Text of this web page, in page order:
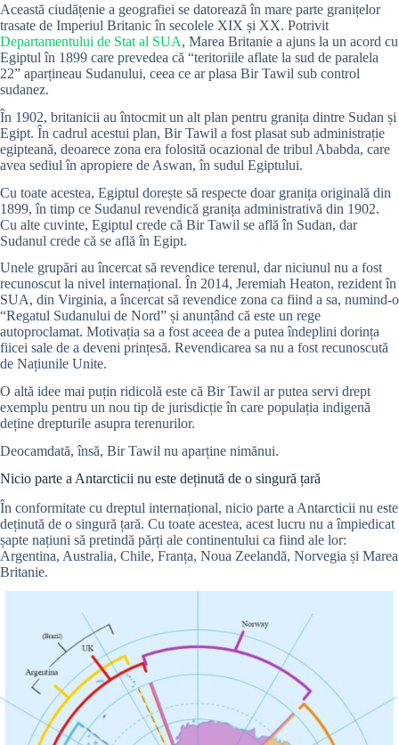
Această ciudățenie a geografiei se datorează în mare parte granițelor
trasate de Imperiul Britanic în secolele XIX și XX. Potrivit
Departamentului de Stat al SUA, Marea Britanie a ajuns la un acord cu
Egiptul în 1899 care prevedea că “teritoriile aflate la sud de paralela
22” aparțineau Sudanului, ceea ce ar plasa Bir Tawil sub control
sudanez.
În 1902, britanicii au întocmit un alt plan pentru granița dintre Sudan și
Egipt. În cadrul acestui plan, Bir Tawil a fost plasat sub administrație
egipteană, deoarece zona era folosită ocazional de tribul Ababda, care
avea sediul în apropiere de Aswan, în sudul Egiptului.
Cu toate acestea, Egiptul dorește să respecte doar granița originală din
1899, în timp ce Sudanul revendică granița administrativă din 1902.
Cu alte cuvinte, Egiptul crede că Bir Tawil se află în Sudan, dar
Sudanul crede că se află în Egipt.
Unele grupări au încercat să revendice terenul, dar niciunul nu a fost
recunoscut la nivel internațional. În 2014, Jeremiah Heaton, rezident în
SUA, din Virginia, a încercat să revendice zona ca fiind a sa, numind-o
“Regatul Sudanului de Nord” și anunțând că este un rege
autoproclamat. Motivația sa a fost aceea de a putea îndeplini dorința
fiicei sale de a deveni prințesă. Revendicarea sa nu a fost recunoscută
de Națiunile Unite.
O altă idee mai puțin ridicolă este că Bir Tawil ar putea servi drept
exemplu pentru un nou tip de jurisdicție în care populația indigenă
deține drepturile asupra terenurilor.
Deocamdată, însă, Bir Tawil nu aparține nimănui.
Nicio parte a Antarcticii nu este deținută de o singură țară
În conformitate cu dreptul internațional, nicio parte a Antarcticii nu este
deținută de o singură țară. Cu toate acestea, acest lucru nu a împiedicat
șapte națiuni să pretindă părți ale continentului ca fiind ale lor:
Argentina, Australia, Chile, Franța, Noua Zeelandă, Norvegia și Marea
Britanie.